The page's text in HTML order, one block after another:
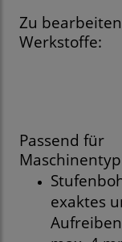
Zu
Werkstoffe:
Passend für
exaktes